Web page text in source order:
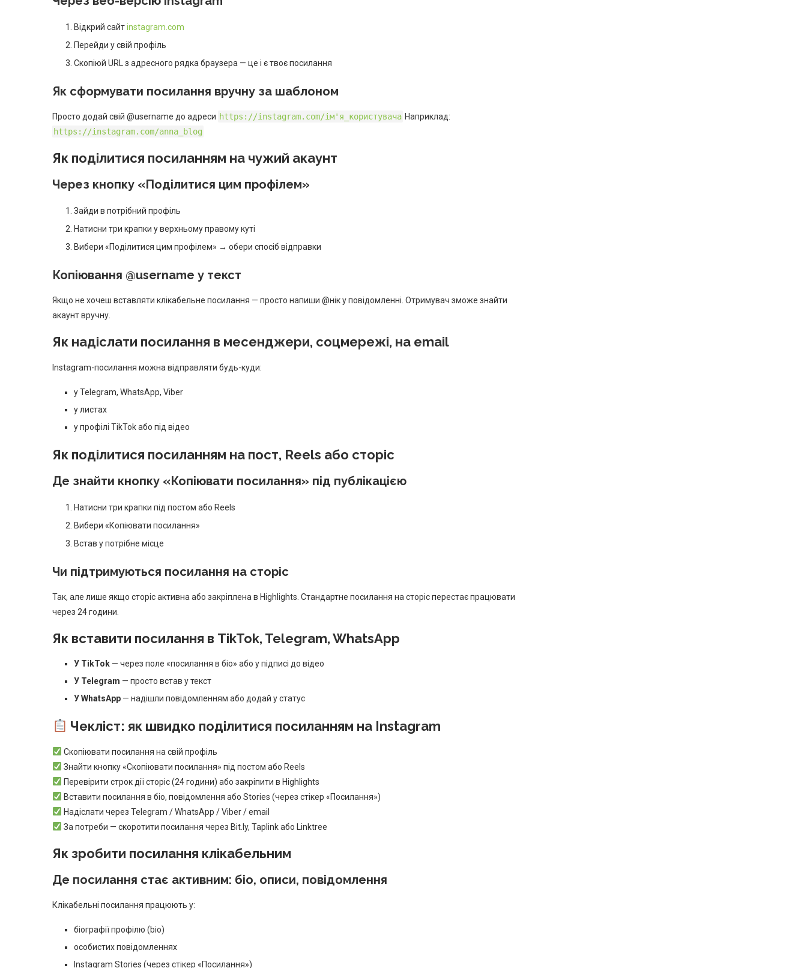
Відкрий сайтinstagram.com
Перейди у свій профіль
Скопіюй URL з адресного рядка браузера — це і є твоє посилання
Як сформувати посилання вручну за шаблоном
Просто додай свій @username до адреси https://instagram.com/ім'я_користувача Наприклад:
https://instagram.com/anna_blog
Як поділитися посиланням на чужий акаунт
Через кнопку «Поділитися цим профілем»
Зайди в потрібний профіль
Натисни три крапки у верхньому правому куті
Вибери «Поділитися цим профілем» → обери спосіб відправки
Копіювання @username у текст
Якщо не хочеш вставляти клікабельне посилання — просто напиши @нік у повідомленні. Отримувач зможе знайти
акаунт вручну.
Як надіслати посилання в месенджери, соцмережі, на email
Instagram-посилання можна відправляти будь-куди:
у Telegram, WhatsApp, Viber
у листах
у профілі TikTok або під відео
Як поділитися посиланням на пост, Reels або сторіс
Де знайти кнопку «Копіювати посилання» під публікацією
Натисни три крапки під постом або Reels
Вибери «Копіювати посилання»
Встав у потрібне місце
Чи підтримуються посилання на сторіс
Так, але лише якщо сторіс активна або закріплена в Highlights. Стандартне посилання на сторіс перестає працювати
через 24 години.
Як вставити посилання в TikTok, Telegram, WhatsApp
У TikTok — через поле «посилання в біо» або у підписі до відео
У Telegram — просто встав у текст
У WhatsApp — надішли повідомленням або додай у статус
Чекліст: як швидко поділитися посиланням на Instagram
Скопіювати посилання на свій профіль
Знайти кнопку «Скопіювати посилання» під постом або Reels
Перевірити строк дії сторіс (24 години) або закріпити в Highlights
Вставити посилання в біо, повідомлення або Stories (через стікер «Посилання»)
Надіслати через Telegram / WhatsApp / Viber / email
За потреби — скоротити посилання через Bit.ly, Taplink або Linktree
Як зробити посилання клікабельним
Де посилання стає активним: біо, описи, повідомлення
Клікабельні посилання працюють у:
біографії профілю (bio)
особистих повідомленнях
Instagram Stories (через стікер «Посилання»)